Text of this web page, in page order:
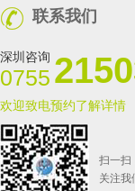
联系我们
深圳咨询
0755
欢迎致电预约了解详情
扫一扫
关注我